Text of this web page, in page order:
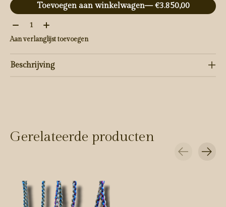
Toevoegen aan winkelwagen
— €3.850,00
Aantal:
Aan verlanglijst toevoegen
Beschrijving
Gerelateerde producten